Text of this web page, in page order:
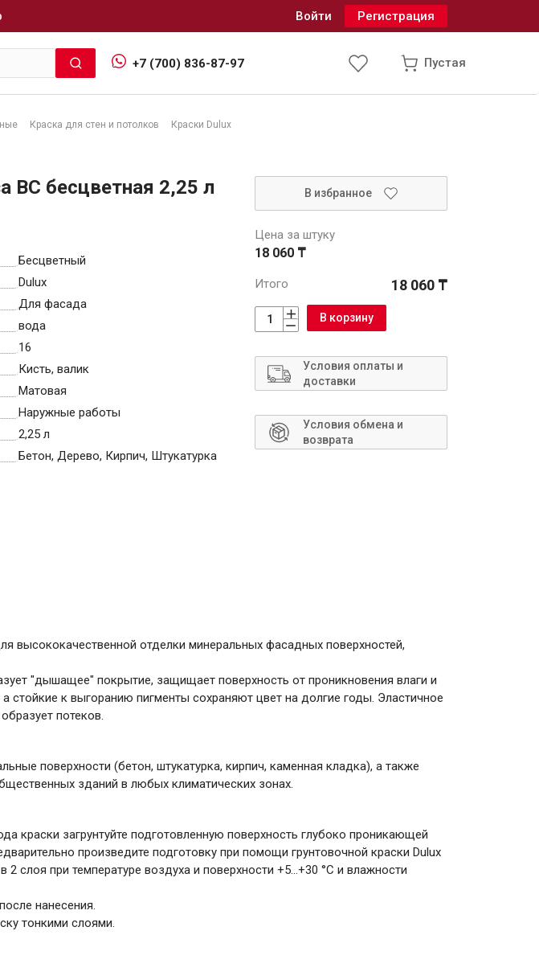
Краска для стен и потолков
Краски Dulux
BC бесцветная 2,25 л
Бесцветный
Dulux
Для фасада
вода
16
Кисть, валик
Матовая
Наружные работы
2,25 л
Бетон, Дерево, Кирпич, Штукатурка
В избранное
Цена за штуку
18 060 ₸
Итого 18 060 ₸
В корзину
Условия оплаты и
доставки
Условия обмена и
возврата
высококачественной отделки минеральных фасадных поверхностей,
"дышащее" покрытие, защищает поверхность от проникновения влаги и
к выгоранию пигменты сохраняют цвет на долгие годы. Эластичное
потеков.
поверхности (бетон, штукатурка, кирпич, каменная кладка), а также
зданий в любых климатических зонах.
краски загрунтуйте подготовленную поверхность глубоко проникающей
произведите подготовку при помощи грунтовочной краски Dulux
слоя при температуре воздуха и поверхности +5…+30 °С и влажности
нанесения.
тонкими слоями.
Войти Регистрация
+7 (700) 836-87-97 Пустая
Водоснабжение и водоотведение
Сантехника
и уборки